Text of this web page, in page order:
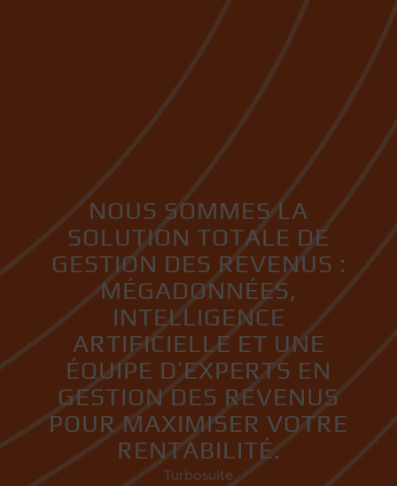
NOUS SOMMES LA
SOLUTION TOTALE DE
GESTION DES REVENUS :
MÉGADONNÉES,
INTELLIGENCE
ARTIFICIELLE ET UNE
ÉQUIPE D’EXPERTS EN
GESTION DES REVENUS
POUR MAXIMISER VOTRE
RENTABILITÉ.
Turbosuite